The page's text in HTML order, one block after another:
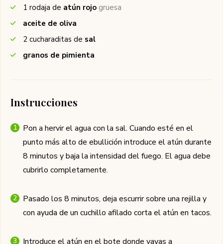
1 rodaja de atún rojo gruesa
aceite de oliva
2 cucharaditas de sal
granos de pimienta
Instrucciones
Pon a hervir el agua con la sal. Cuando esté en el
punto más alto de ebullición introduce el atún durante
8 minutos y baja la intensidad del fuego. El agua debe
cubrirlo completamente.
Pasado los 8 minutos, deja escurrir sobre una rejilla y
con ayuda de un cuchillo afilado corta el atún en tacos.
Introduce el atún en el bote donde vayas a